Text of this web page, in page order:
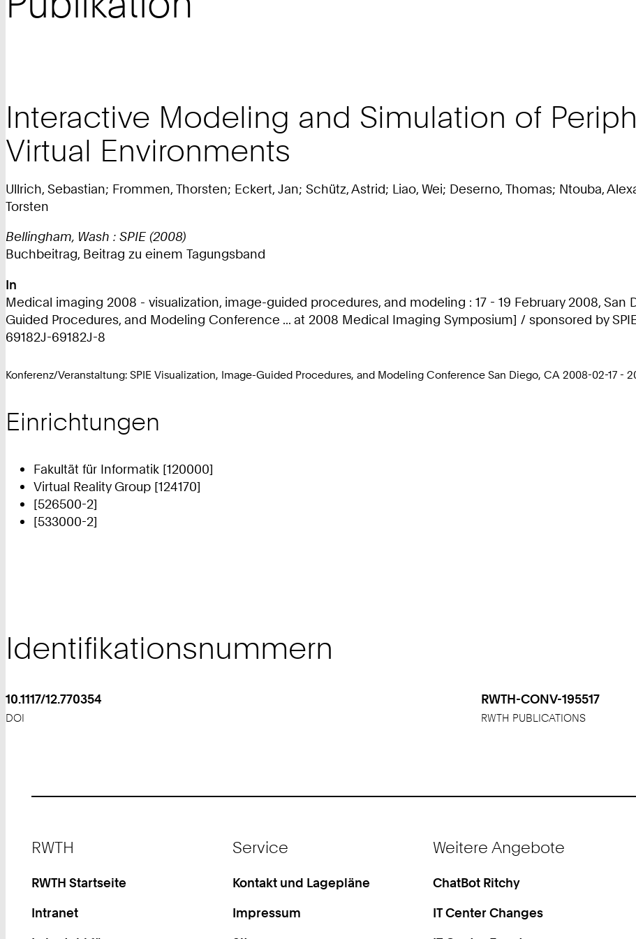
Interactive Modeling and Simulation of
Virtual Environments
Ullrich, Sebastian; Frommen, Thorsten; Eckert, Jan; Schütz, Astrid; Liao, Wei; Deserno, Thomas; Ntouba,
Torsten
Bellingham, Wash : SPIE (2008)
Buchbeitrag, Beitrag zu einem Tagungsband
In
Medical imaging 2008 - visualization, image-guided procedures, and modeling : 17 - 19 February 2008, San
Guided Procedures, and Modeling Conference ... at 2008 Medical Imaging Symposium] / sponsored by
69182J-69182J-8
Konferenz/Veranstaltung: SPIE Visualization, Image-Guided Procedures, and Modeling Conference San Diego, CA 2008-02-17 -
Einrichtungen
Fakultät für Informatik [120000]
Virtual Reality Group [124170]
[526500-2]
[533000-2]
Identifikationsnummern
10.1117/12.770354
DOI
RWTH-CONV-195517
RWTH PUBLICATIONS
RWTH
RWTH Startseite
Intranet
Service
Kontakt und Lagepläne
Impressum
Weitere Angebote
ChatBot Ritchy
IT Center Changes